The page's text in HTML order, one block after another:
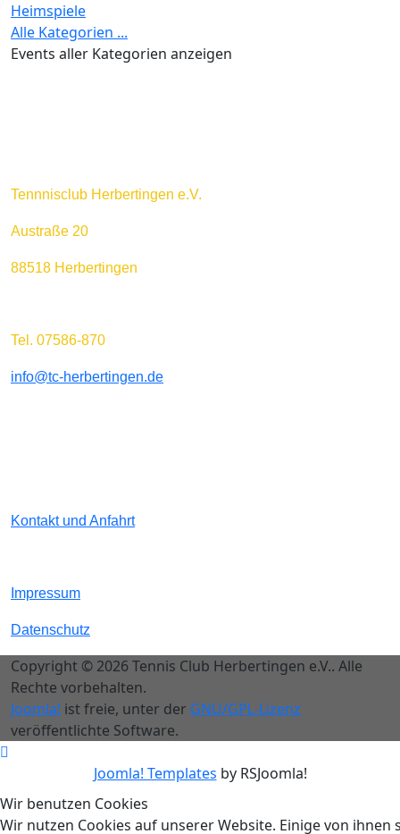
Heimspiele
Alle Kategorien ...
Events aller Kategorien anzeigen
Tennnisclub Herbertingen e.V.
Austraße 20
88518 Herbertingen
Tel. 07586-870
info@tc-herbertingen.de
Kontakt und Anfahrt
Impressum
Datenschutz
Copyright © 2026 Tennis Club Herbertingen e.V.. Alle
Rechte vorbehalten.
Joomla! ist freie, unter der GNU/GPL-Lizenz
veröffentlichte Software.
Joomla! Templates by RSJoomla!
Wir benutzen Cookies
Wir nutzen Cookies auf unserer Website. Einige von ihnen